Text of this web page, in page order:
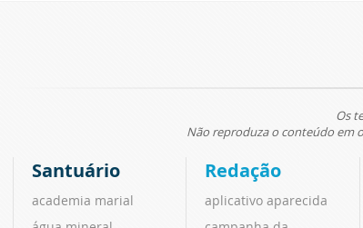
Os
Não reproduza o conteúdo em
Santuário
academia marial
Redação
aplicativo aparecida